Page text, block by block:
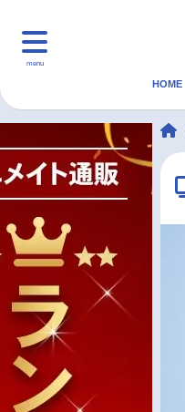
menu
マンガ・ラノベ
HOME